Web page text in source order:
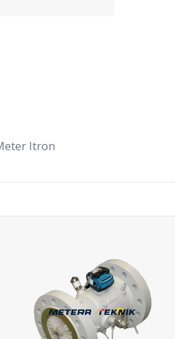
Itron